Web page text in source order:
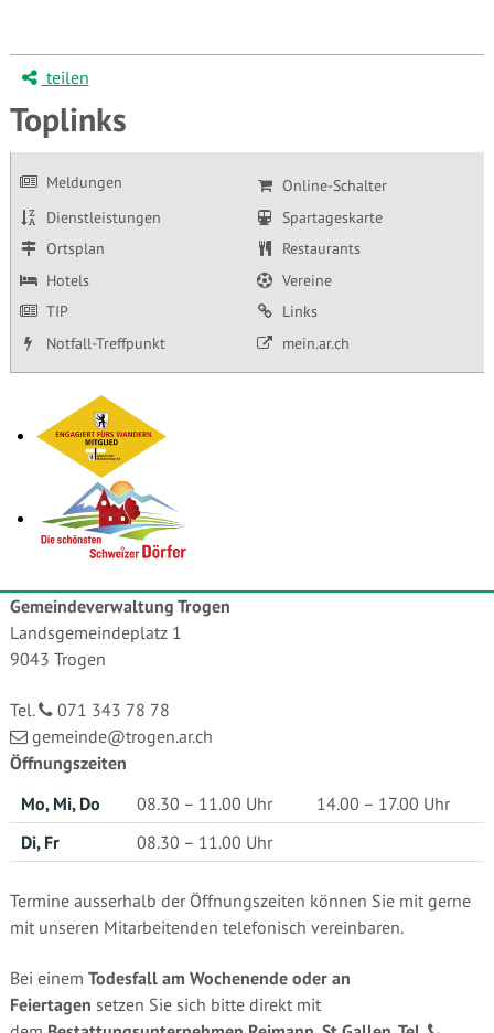
teilen
Toplinks
Meldungen
Online-Schalter
Dienstleistungen
Spartageskarte
Ortsplan
Restaurants
Hotels
Vereine
TIP
Links
Notfall-Treffpunkt
mein.ar.ch
Gemeindeverwaltung Trogen
Landsgemeindeplatz 1
9043 Trogen
Tel.
071 343 78 78
gemeinde@trogen.ar.ch
Öffnungszeiten
Mo, Mi, Do
08.30 – 11.00 Uhr
14.00 – 17.00 Uhr
Di, Fr
08.30 – 11.00 Uhr
Termine ausserhalb der Öffnungszeiten können Sie mit gerne
mit unseren Mitarbeitenden telefonisch vereinbaren.
Bei einem Todesfall am Wochenende oder an
Feiertagen setzen Sie sich bitte direkt mit